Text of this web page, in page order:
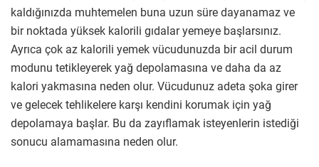
kaldığınızda muhtemelen buna uzun süre dayanamaz ve
bir noktada yüksek kalorili gıdalar yemeye başlarsınız.
Ayrıca çok az kalorili yemek vücudunuzda bir acil durum
modunu tetikleyerek yağ depolamasına ve daha da az
kalori yakmasına neden olur. Vücudunuz adeta şoka girer
ve gelecek tehlikelere karşı kendini korumak için yağ
depolamaya başlar. Bu da zayıflamak isteyenlerin istediği
sonucu alamamasına neden olur.